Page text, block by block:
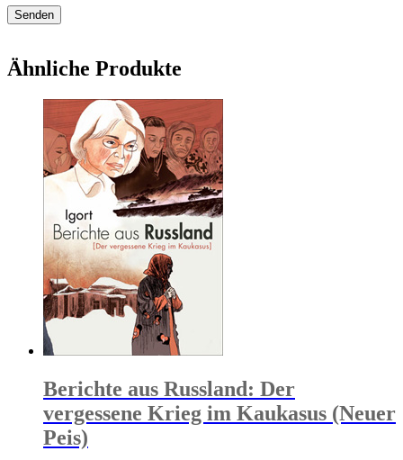
Ähnliche Produkte
Berichte aus Russland: Der
vergessene Krieg im Kaukasus (Neuer
Peis)